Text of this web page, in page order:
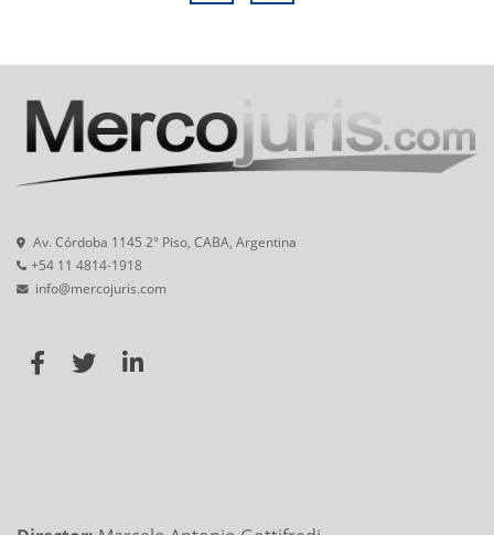
Av. Córdoba 1145 2° Piso, CABA, Argentina
+54 11 4814-1918
info@mercojuris.com